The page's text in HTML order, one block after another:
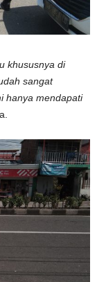
khususnya di
sangat
hanya mendapati